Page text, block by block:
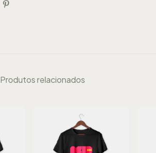
Produtos relacionados